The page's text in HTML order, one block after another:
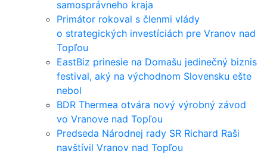
samosprávneho kraja
Primátor rokoval s členmi vlády
o strategických investíciách pre Vranov nad
Topľou
EastBiz prinesie na Domašu jedinečný biznis
festival, aký na východnom Slovensku ešte
nebol
BDR Thermea otvára nový výrobný závod
vo Vranove nad Topľou
Predseda Národnej rady SR Richard Raši
navštívil Vranov nad Topľou